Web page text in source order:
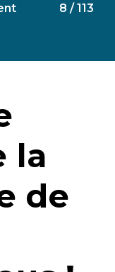
8 / 113
la
de